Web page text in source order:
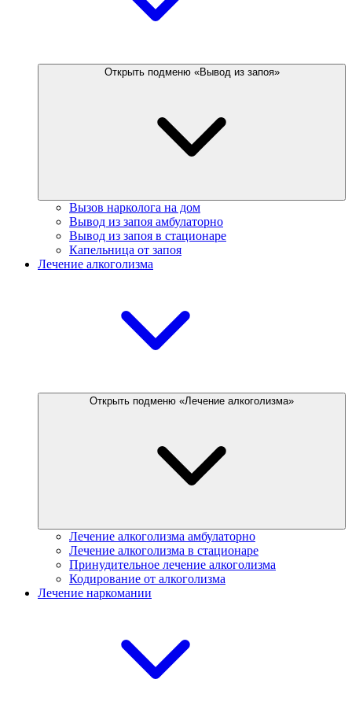
Открыть подменю «Вывод из запоя»
Вызов нарколога на дом
Вывод из запоя амбулаторно
Вывод из запоя в стационаре
Капельница от запоя
Лечение алкоголизма
Открыть подменю «Лечение алкоголизма»
Лечение алкоголизма амбулаторно
Лечение алкоголизма в стационаре
Принудительное лечение алкоголизма
Кодирование от алкоголизма
Лечение наркомании